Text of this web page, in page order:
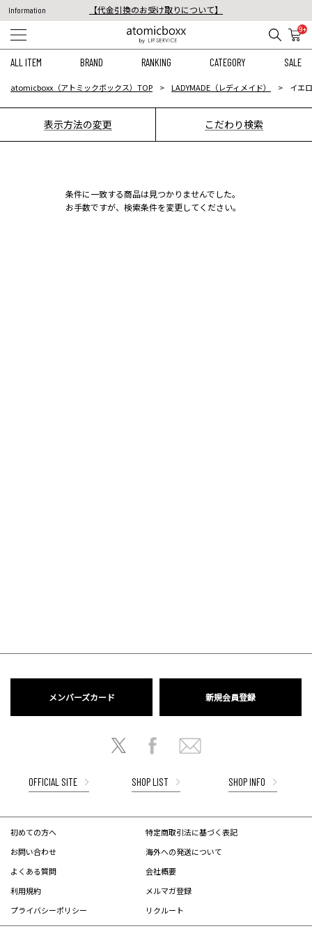
Information
【代金引換のお受け取りについて】
税込11,000円以上のご注文で送料無料！
9+
ALL ITEM BRAND RANKING CATEGORY SALE
atomicboxx（アトミックボックス）TOP LADYMADE（レディメイド） イエ
表示方法の変更 こだわり検索
条件に一致する商品は見つかりませんでした。
お手数ですが、検索条件を変更してください。
メンバーズカード 新規会員登録
OFFICIAL SITE SHOP LIST SHOP INFO
初めての方へ
お問い合わせ
よくある質問
利用規約
プライバシーポリシー
特定商取引法に基づく表記
海外への発送について
会社概要
メルマガ登録
リクルート